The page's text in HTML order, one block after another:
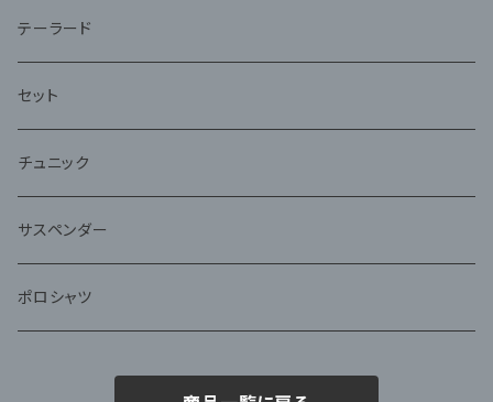
テーラード
セット
チュニック
サスペンダー
ポロシャツ